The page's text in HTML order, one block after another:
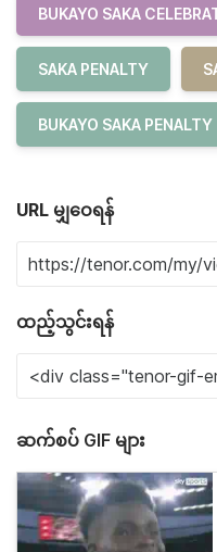
BUKAYO SAKA
SAKA PENALTY
BUKAYO SAKA PENALTY
URL မျှဝေရန်
ထည့်သွင်းရန်
ဆက်စပ် GIF များ